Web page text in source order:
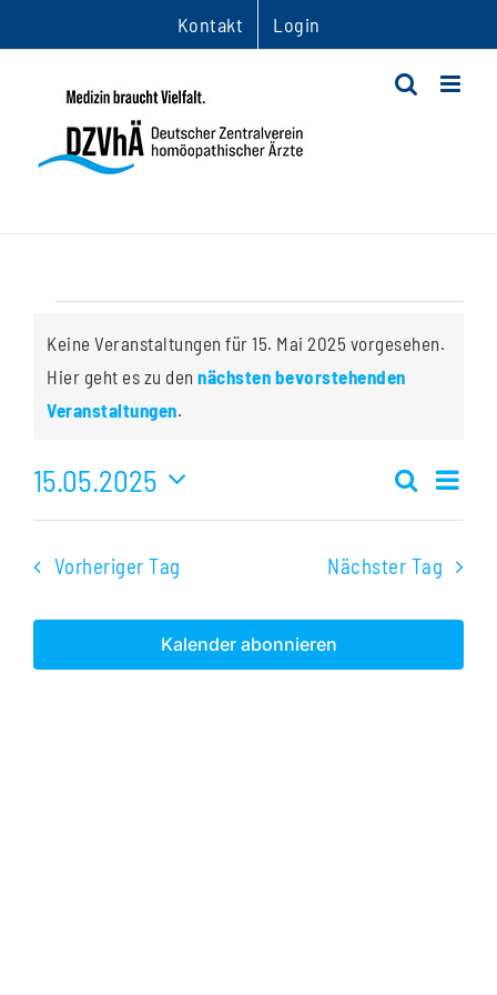
Inhalt
Kontakt Login
Veranstaltungen
für
Mai
Hinweis
Keine Veranstaltungen für 15. Mai 2025 vorgesehen.
Hier geht es zu den nächsten bevorstehenden
Veranstaltungen.
und
Suche
Tag
15.05.2025
Datum
Vorheriger Tag Nächster Tag
Kalender abonnieren